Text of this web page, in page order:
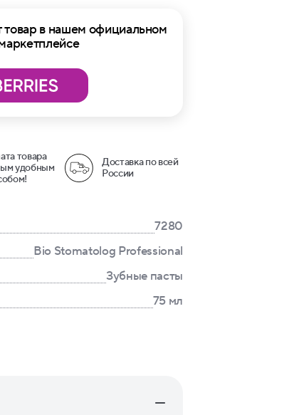
в нашем официальном
товара
удобным
Доставка по всей
России
7280
Bio Stomatolog Professional
Зубные пасты
75 мл